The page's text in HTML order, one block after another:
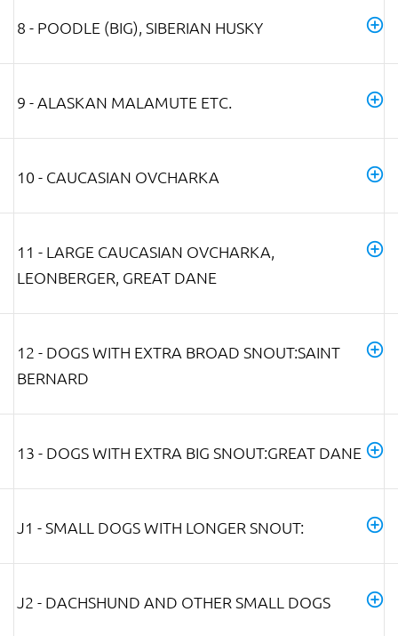
8 - POODLE (BIG), SIBERIAN HUSKY
9 - ALASKAN MALAMUTE ETC.
10 - CAUCASIAN OVCHARKA
11 - LARGE CAUCASIAN OVCHARKA,
LEONBERGER, GREAT DANE
12 - DOGS WITH EXTRA BROAD SNOUT:SAINT
BERNARD
13 - DOGS WITH EXTRA BIG SNOUT:GREAT DANE
J1 - SMALL DOGS WITH LONGER SNOUT:
J2 - DACHSHUND AND OTHER SMALL DOGS